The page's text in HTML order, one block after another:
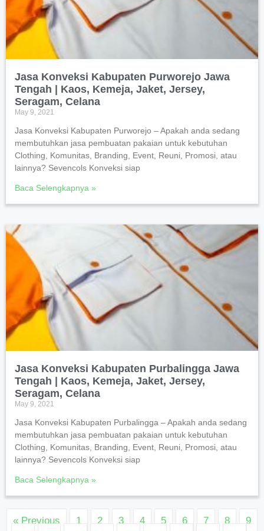
Jasa Konveksi Kabupaten Purworejo Jawa
Tengah | Kaos, Kemeja, Jaket, Jersey,
Seragam, Celana
May 9, 2021
Jasa Konveksi Kabupaten Purworejo – Apakah anda sedang
membutuhkan jasa pembuatan pakaian untuk kebutuhan
Clothing, Komunitas, Branding, Event, Reuni, Promosi, atau
lainnya? Sevencols Konveksi siap
Baca Selengkapnya »
Jasa Konveksi Kabupaten Purbalingga Jawa
Tengah | Kaos, Kemeja, Jaket, Jersey,
Seragam, Celana
May 9, 2021
Jasa Konveksi Kabupaten Purbalingga – Apakah anda sedang
membutuhkan jasa pembuatan pakaian untuk kebutuhan
Clothing, Komunitas, Branding, Event, Reuni, Promosi, atau
lainnya? Sevencols Konveksi siap
Baca Selengkapnya »
« Previous 1 2 3 4 5 6 7 8
9